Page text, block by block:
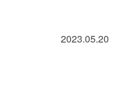
2023.05.20